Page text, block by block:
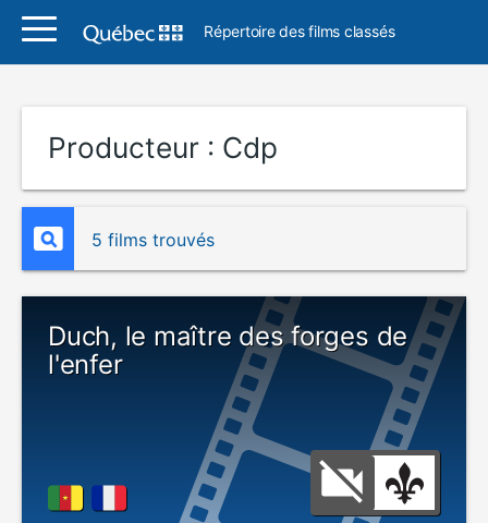
Répertoire des films classés
Producteur : Cdp
5 films trouvés
Duch, le maître des forges de
l'enfer